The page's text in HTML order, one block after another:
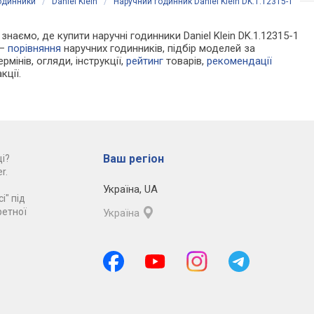
де купити наручні годинники Daniel Klein DK.1.12315-1
—порівняння наручних годинників, підбір моделей за
огляди, інструкції,рейтинг товарів,рекомендації
під
Ваш регіон
Україна, UA
Україна